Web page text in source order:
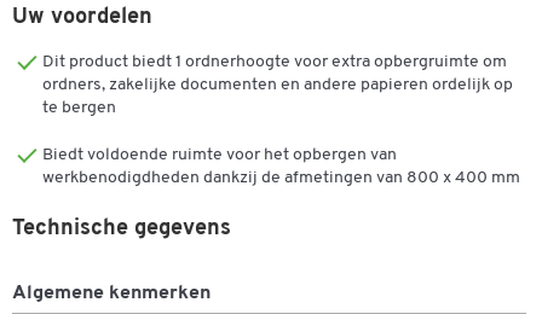
wit.
TETRIS WOOD is een flexibel modulair systeem: bijna alle
elementen zijn verkrijgbaar in verschillende breedtes en dankzij de
modulaire componenten zijn de combinatiemogelijkheden
Drielaags spaanplaat, emissieklasse E1, aan beide zijden
Uw voordelen
Dit product biedt 1 ordnerhoogte voor extra opbergruimte om
ordners, zakelijke documenten en andere papieren ordelijk op
te bergen
Biedt voldoende ruimte voor het opbergen van
werkbenodigdheden dankzij de afmetingen van 800 x 400 mm
Technische gegevens
Algemene kenmerken